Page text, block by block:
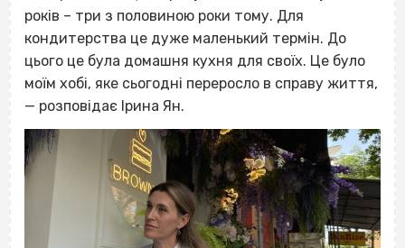
років – три з половиною роки тому. Для
кондитерства це дуже маленький термін. До
цього це була домашня кухня для своїх. Це було
моїм хобі, яке сьогодні переросло в справу життя,
— розповідає Ірина Ян.